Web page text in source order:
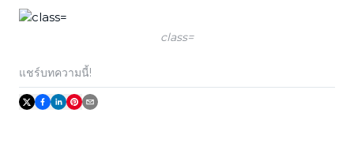
class=
แชร์บทความนี้!